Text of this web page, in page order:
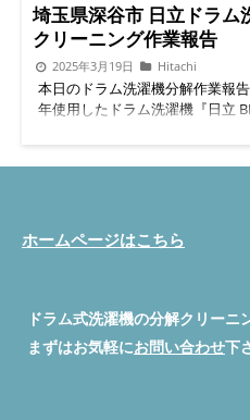
埼玉県深谷市 日立ドラム
クリーニング作業報告
2025年3月19日 Hitachi
本日のドラム洗濯機分解作業報告
年使用したドラム洗濯機『日立
ィルター目詰まりになります。
ない状態でした。 脱水カバー清
掃後
驚くほど『ピカピカ』キ
分解職人 便利屋BUZZ #ドラム
門店 #便利屋BUZZ 問い合わせは
ホームページはこちら
ドラム式洗濯機の分解クリーニ
まずはお気軽にお問い合わせ下